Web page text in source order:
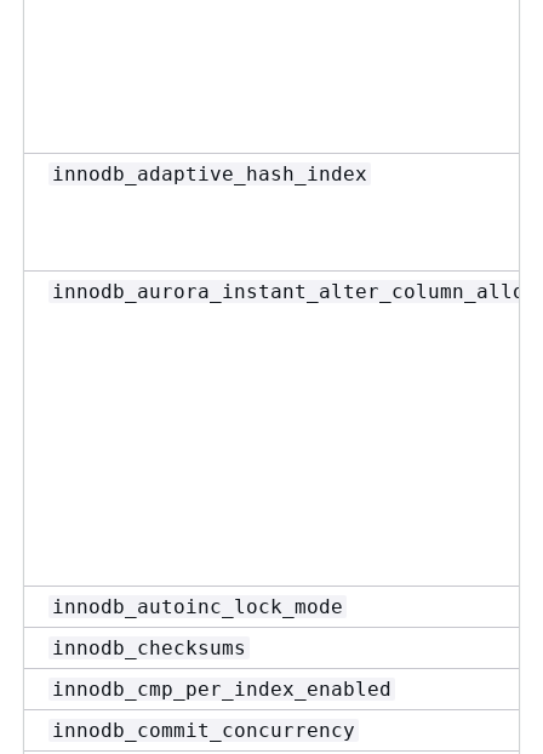
innodb_adaptive_hash_index
innodb_autoinc_lock_mode
innodb_checksums
innodb_cmp_per_index_enabled
innodb_commit_concurrency